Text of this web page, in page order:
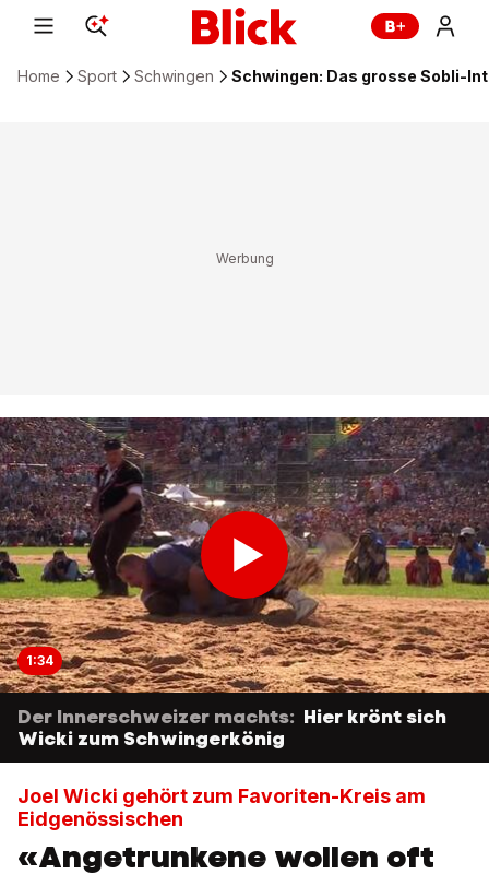
Home Sport Schwingen Schwingen: Das grosse Sobli-
1:34
Der Innerschweizer machts: Hier krönt sich
Wicki zum Schwingerkönig
Joel Wicki gehört zum Favoriten-Kreis am
Eidgenössischen
«Angetrunkene wollen oft